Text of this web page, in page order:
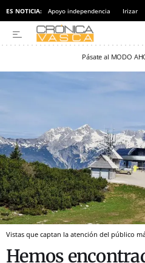
ES NOTICIA: Apoyo independencia Irizar
Pásate al MODO
Vistas que captan la atención del público
Hemos